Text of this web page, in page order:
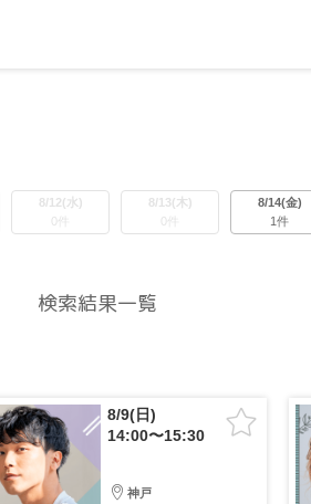
8/12(水)
0件
8/13(木)
0件
8/14(金)
1件
検索結果一覧
8/9(日)
14:00〜15:30
神戸